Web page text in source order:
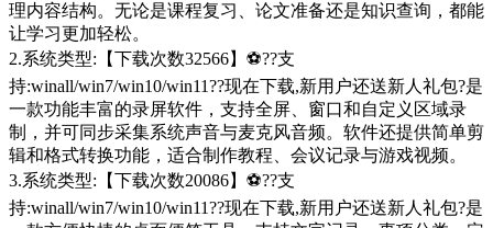
理内容结构。无论是课程复习、论文准备还是知识查询，都能
让学习更加轻松。
2.系统类型:【下载次数32566】⚽??支
持:winall/win7/win10/win11??现在下载,新用户还送新人礼包?是
一款功能丰富的录屏软件，支持全屏、窗口和自定义区域录
制，并可同步采集系统声音与麦克风音频。软件还提供简单剪
辑和格式转换功能，适合制作教程、会议记录与游戏视频。
3.系统类型:【下载次数20086】⚽??支
持:winall/win7/win10/win11??现在下载,新用户还送新人礼包?是